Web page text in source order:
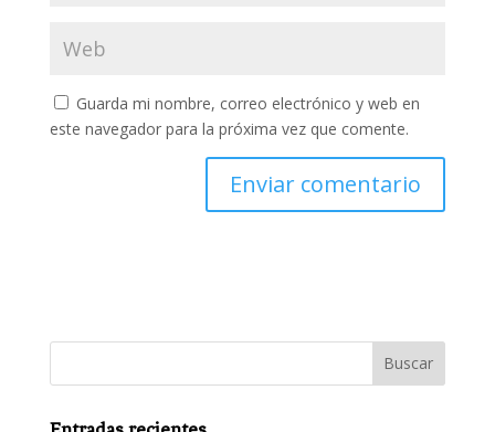
Guarda mi nombre, correo electrónico y web en
este navegador para la próxima vez que comente.